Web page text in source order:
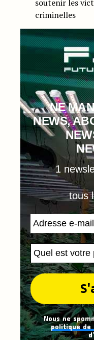
soutenir les
criminelles
NE
NEWS,
1
tous
Nous ne
politique de